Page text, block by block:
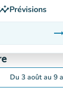
Prévisions
trending_flat
Du 3 aoûtau 9
le calendrier